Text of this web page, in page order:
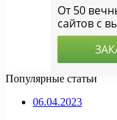
Популярные статьи
06.04.2023